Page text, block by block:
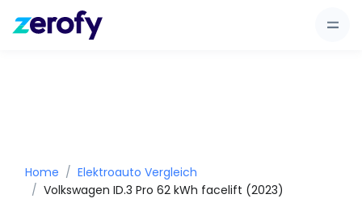
Home
Elektroauto Vergleich
Volkswagen ID.3 Pro 62 kWh facelift (2023)